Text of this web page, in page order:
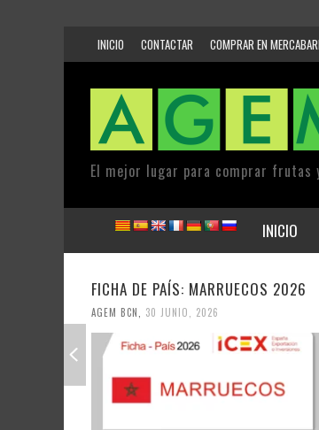
INICIO CONTACTAR COMPRAR EN
El mejor lugar para comprar frutas
INICIO
FICHA DE PAÍS: MÉXICO 2026
AGEM BCN, 30 JUNIO, 2026